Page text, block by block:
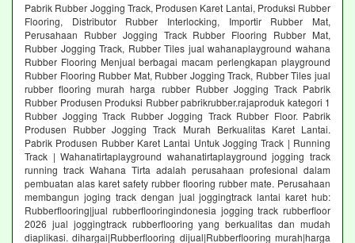
Pabrik Rubber Jogging Track, Produsen Karet Lantai, Produksi Rubber
Flooring, Distributor Rubber Interlocking, Importir Rubber Mat,
Perusahaan Rubber Jogging Track Rubber Flooring Rubber Mat,
Rubber Jogging Track, Rubber Tiles jual wahanaplayground wahana
Rubber Flooring Menjual berbagai macam perlengkapan playground
Rubber Flooring Rubber Mat, Rubber Jogging Track, Rubber Tiles jual
rubber flooring murah harga rubber Rubber Jogging Track Pabrik
Rubber Produsen Produksi Rubber pabrikrubber.rajaproduk kategori 1
Rubber Jogging Track Rubber Jogging Track Rubber Floor. Pabrik
Produsen Rubber Jogging Track Murah Berkualitas Karet Lantai.
Pabrik Produsen Rubber Karet Lantai Untuk Jogging Track | Running
Track | Wahanatirtaplayground wahanatirtaplayground jogging track
running track Wahana Tirta adalah perusahaan profesional dalam
pembuatan alas karet safety rubber flooring rubber mate. Perusahaan
membangun joging track dengan jual joggingtrack lantai karet hub:
Rubberflooring|jual rubberflooringindonesia jogging track rubberfloor
2026 jual joggingtrack rubberflooring yang berkualitas dan mudah
diaplikasi. dihargai|Rubberflooring dijual|Rubberflooring murah|harga